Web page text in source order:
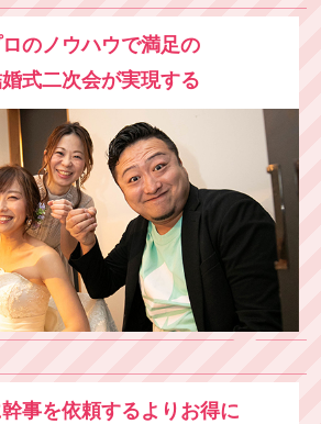
のノウハウで満足の
式二次会が実現する
事を依頼するよりお得に